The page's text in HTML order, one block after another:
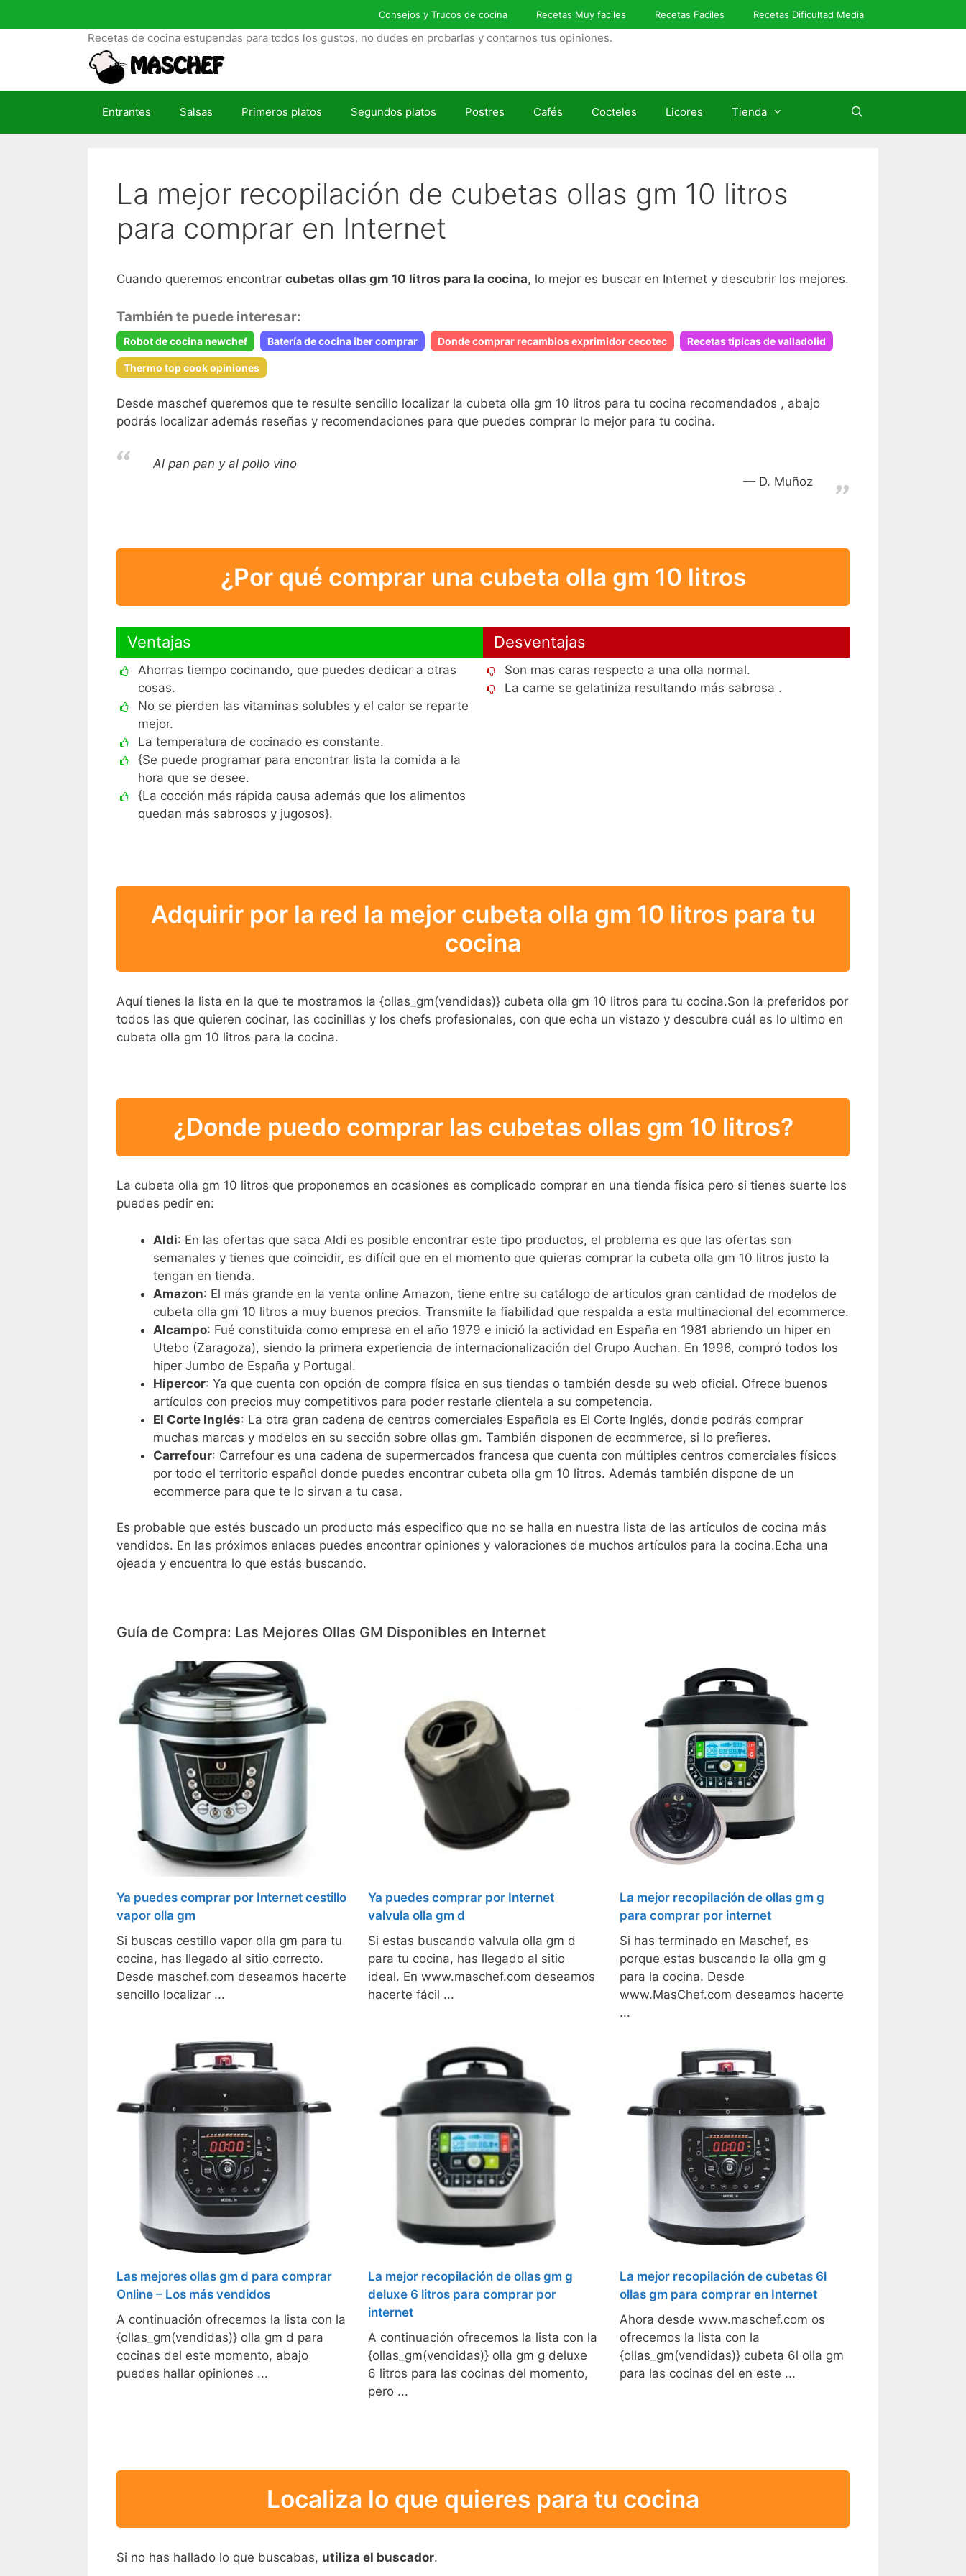
a
l
Consejos y Trucos de cocina Recetas Muy faciles Recetas Faciles Recetas Dificultad Media
Recetas de cocina estupendas para todos los gustos, no dudes en probarlas y contarnos tus opiniones.
Entrantes Salsas Primeros platos Segundos platos Postres Cafés Cocteles Licores Tienda
La mejor recopilación de cubetas ollas gm 10 litros
para comprar en Internet
Cuando queremos encontrar cubetas ollas gm 10 litros para la cocina, lo mejor es buscar en Internet y descubrir los mejores.
También te puede interesar:
Robot de cocina newchef Batería de cocina iber comprar Donde comprar recambios exprimidor cecotec Recetas tipicas de valladolid
Thermo top cook opiniones
Desde maschef queremos que te resulte sencillo localizar la cubeta olla gm 10 litros para tu cocina recomendados , abajo
podrás localizar además reseñas y recomendaciones para que puedes comprar lo mejor para tu cocina.
Al pan pan y al pollo vino
D. Muñoz
¿Por qué comprar una cubeta olla gm 10 litros
Ventajas
Ahorras tiempo cocinando, que puedes dedicar a otras
cosas.
No se pierden las vitaminas solubles y el calor se reparte
mejor.
La temperatura de cocinado es constante.
{Se puede programar para encontrar lista la comida a la
hora que se desee.
{La cocción más rápida causa además que los alimentos
quedan más sabrosos y jugosos}.
Desventajas
Son mas caras respecto a una olla normal.
La carne se gelatiniza resultando más sabrosa .
Adquirir por la red la mejor cubeta olla gm 10 litros para tu
cocina
Aquí tienes la lista en la que te mostramos la {ollas_gm(vendidas)} cubeta olla gm 10 litros para tu cocina.Son la preferidos por
todos las que quieren cocinar, las cocinillas y los chefs profesionales, con que echa un vistazo y descubre cuál es lo ultimo en
cubeta olla gm 10 litros para la cocina.
¿Donde puedo comprar las cubetas ollas gm 10 litros?
La cubeta olla gm 10 litros que proponemos en ocasiones es complicado comprar en una tienda física pero si tienes suerte los
puedes pedir en:
Aldi: En las ofertas que saca Aldi es posible encontrar este tipo productos, el problema es que las ofertas son
semanales y tienes que coincidir, es difícil que en el momento que quieras comprar la cubeta olla gm 10 litros justo la
tengan en tienda.
Amazon: El más grande en la venta online Amazon, tiene entre su catálogo de articulos gran cantidad de modelos de
cubeta olla gm 10 litros a muy buenos precios. Transmite la fiabilidad que respalda a esta multinacional del ecommerce.
Alcampo: Fué constituida como empresa en el año 1979 e inició la actividad en España en 1981 abriendo un hiper en
Utebo (Zaragoza), siendo la primera experiencia de internacionalización del Grupo Auchan. En 1996, compró todos los
hiper Jumbo de España y Portugal.
Hipercor: Ya que cuenta con opción de compra física en sus tiendas o también desde su web oficial. Ofrece buenos
artículos con precios muy competitivos para poder restarle clientela a su competencia.
El Corte Inglés: La otra gran cadena de centros comerciales Española es El Corte Inglés, donde podrás comprar
muchas marcas y modelos en su sección sobre ollas gm. También disponen de ecommerce, si lo prefieres.
Carrefour: Carrefour es una cadena de supermercados francesa que cuenta con múltiples centros comerciales físicos
por todo el territorio español donde puedes encontrar cubeta olla gm 10 litros. Además también dispone de un
ecommerce para que te lo sirvan a tu casa.
Es probable que estés buscado un producto más especifico que no se halla en nuestra lista de las artículos de cocina más
vendidos. En las próximos enlaces puedes encontrar opiniones y valoraciones de muchos artículos para la cocina.Echa una
ojeada y encuentra lo que estás buscando.
Guía de Compra: Las Mejores Ollas GM Disponibles en Internet
Ya puedes comprar por Internet cestillo
vapor olla gm
Si buscas cestillo vapor olla gm para tu
cocina, has llegado al sitio correcto.
Desde maschef.com deseamos hacerte
sencillo localizar ...
Ya puedes comprar por Internet
valvula olla gm d
Si estas buscando valvula olla gm d
para tu cocina, has llegado al sitio
ideal. En www.maschef.com deseamos
hacerte fácil ...
La mejor recopilación de ollas gm g
para comprar por internet
Si has terminado en Maschef, es
porque estas buscando la olla gm g
para la cocina. Desde
www.MasChef.com deseamos hacerte
...
Las mejores ollas gm d para comprar
Online – Los más vendidos
A continuación ofrecemos la lista con la
{ollas_gm(vendidas)} olla gm d para
cocinas del este momento, abajo
puedes hallar opiniones ...
La mejor recopilación de ollas gm g
deluxe 6 litros para comprar por
internet
A continuación ofrecemos la lista con la
{ollas_gm(vendidas)} olla gm g deluxe
6 litros para las cocinas del momento,
pero ...
La mejor recopilación de cubetas 6l
ollas gm para comprar en Internet
Ahora desde www.maschef.com os
ofrecemos la lista con la
{ollas_gm(vendidas)} cubeta 6l olla gm
para las cocinas del en este ...
Localiza lo que quieres para tu cocina
Si no has hallado lo que buscabas, utiliza el buscador.